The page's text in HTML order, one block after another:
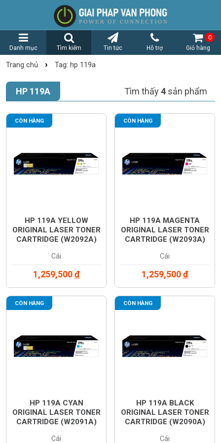
Danh mục Tìm kiếm Tin tức Hỗ trợ Giỏ hàng
0
Trang chủ › Tag: hp 119a
HP 119A Tìm thấy4 sản phẩm
CÒN HÀNG
HP 119A YELLOW
ORIGINAL LASER TONER
CARTRIDGE (W2092A)
Cái
1,259,500đ
CÒN HÀNG
HP 119A MAGENTA
ORIGINAL LASER TONER
CARTRIDGE (W2093A)
Cái
1,259,500đ
CÒN HÀNG
HP 119A CYAN
ORIGINAL LASER TONER
CARTRIDGE (W2091A)
Cái
CÒN HÀNG
HP 119A BLACK
ORIGINAL LASER TONER
CARTRIDGE (W2090A)
Cái